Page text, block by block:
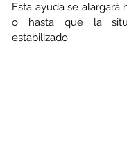
Esta ayuda se alargará
o hasta que la
estabilizado.